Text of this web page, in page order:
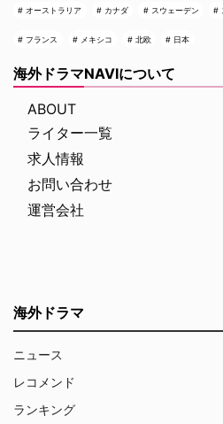
オーストラリア カナダ スウェーデン
フランス メキシコ 北欧 日本
海外ドラマNAVIについて
ABOUT
ライター一覧
求人情報
お問い合わせ
運営会社
海外ドラマ
ニュース
レコメンド
ランキング